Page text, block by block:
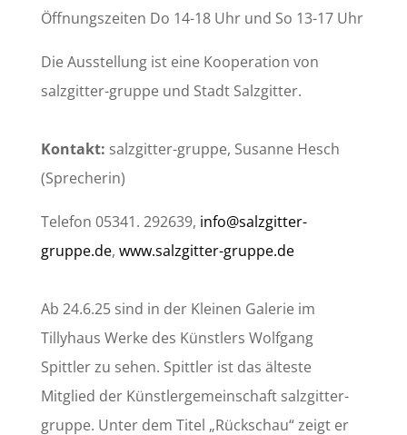
Öffnungszeiten Do 14-18 Uhr und So 13-17 Uhr
Die Ausstellung ist eine Kooperation von
salzgitter-gruppe und Stadt Salzgitter.
Kontakt: salzgitter-gruppe, Susanne Hesch
(Sprecherin)
Telefon 05341. 292639, info@salzgitter-
gruppe.de, www.salzgitter-gruppe.de
Ab 24.6.25 sind in der Kleinen Galerie im
Tillyhaus Werke des Künstlers Wolfgang
Spittler zu sehen. Spittler ist das älteste
Mitglied der Künstlergemeinschaft salzgitter-
gruppe. Unter dem Titel „Rückschau“ zeigt er